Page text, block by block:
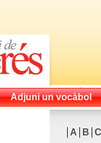
Adjuni un vocàbol
A B C